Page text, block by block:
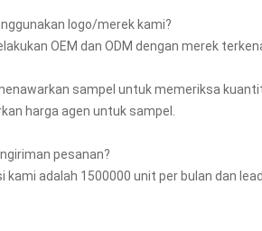
logo/merek kami?
OEM dan ODM dengan merek
sampel untuk memeriksa
harga agen untuk sampel.
pesanan?
kami adalah 1500000 unit per bulan dan